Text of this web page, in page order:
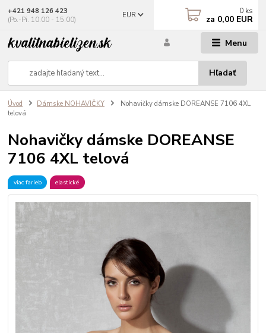
Menu
EUR
Hľadať
+421 948 126 423
(Po.-Pi. 10.00 - 15.00)
0 ks
za 0,00 EUR
Úvod Dámske NOHAVIČKY
Nohavičky dámske DOREANSE 7106 4XL
telová
Nohavičky dámske DOREANSE
7106 4XL telová
viac farieb elastické